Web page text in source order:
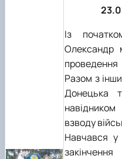
Із
Олександр
Разом з
Донецька
взводу
Навчався